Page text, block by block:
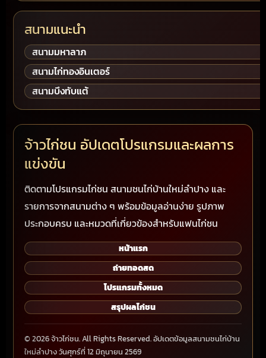
สนามแนะนำ
สนามมหาลาภ
สนามไก่ทองอินเตอร์
สนามบึงทับแต้
จ้าวไก่ชน อัปเดตโปรแกรมและผลการ
แข่งขัน
ติดตามโปรแกรมไก่ชน สนามชนไก่บ้านใหม่ลำปาง และ
รายการจากสนามต่าง ๆ พร้อมข้อมูลอ่านง่าย รูปภาพ
ประกอบครบ และหมวดที่เกี่ยวข้องสำหรับแฟนไก่ชน
หน้าแรก
ถ่ายทอดสด
โปรแกรมทั้งหมด
สรุปผลไก่ชน
© 2026 จ้าวไก่ชน. All Rights Reserved. อัปเดตข้อมูลสนามชนไก่บ้าน
ใหม่ลำปาง วันศุกร์ที่ 12 มิถุนายน 2569